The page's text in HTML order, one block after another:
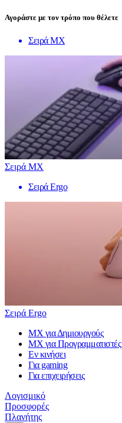
Αγοράστε με τον τρόπο που θέλετε
Σειρά MX
Σειρά MX
Σειρά Ergo
Σειρά Ergo
MX για Δημιουργούς
MX για Προγραμματιστές
Εν κινήσει
Για gaming
Για επιχειρήσεις
Λογισμικό
Προσφορές
Πλανήτης